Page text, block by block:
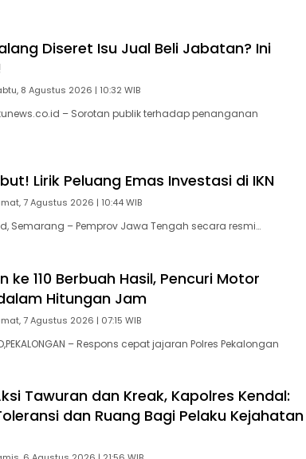
Diseret Isu Jual Beli Jabatan? Ini
8 Agustus 2026 | 10:32 WIB
– Sorotan publik terhadap penanganan
Lirik Peluang Emas Investasi di IKN
7 Agustus 2026 | 10:44 WIB
Semarang – Pemprov Jawa Tengah secara resmi…
ke 110 Berbuah Hasil, Pencuri Motor
Hitungan Jam
7 Agustus 2026 | 07:15 WIB
– Respons cepat jajaran Polres Pekalongan
Tawuran dan Kreak, Kapolres Kendal:
dan Ruang Bagi Pelaku Kejahatan